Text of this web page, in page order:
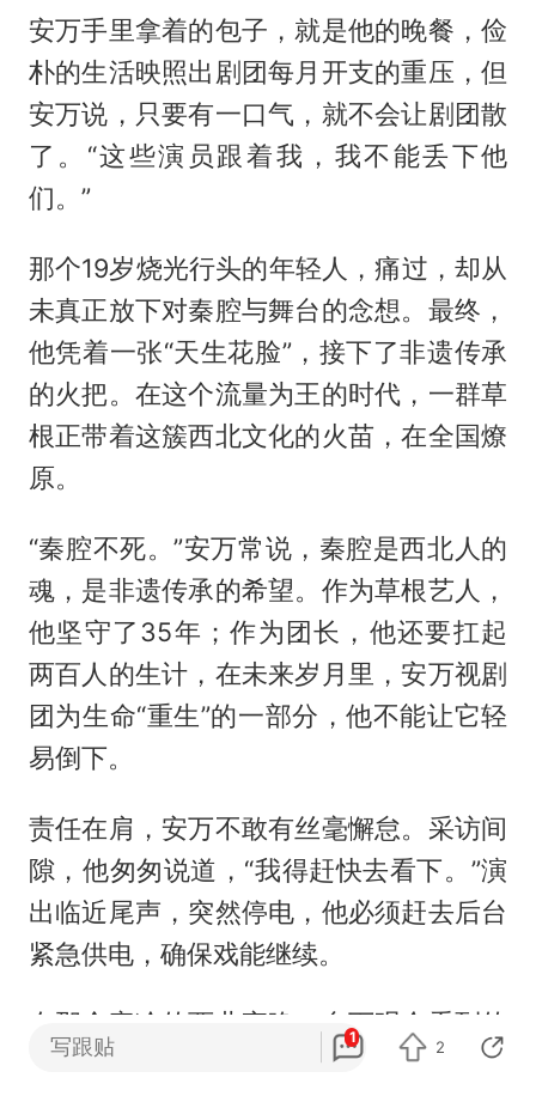
安万手里拿着的包子，就是他的晚餐，俭
朴的生活映照出剧团每月开支的重压，但
安万说，只要有一口气，就不会让剧团散
了。“这些演员跟着我，我不能丢下他
们。”
那个19岁烧光行头的年轻人，痛过，却从
未真正放下对秦腔与舞台的念想。最终，
他凭着一张“天生花脸”，接下了非遗传承
的火把。在这个流量为王的时代，一群草
根正带着这簇西北文化的火苗，在全国燎
原。
“秦腔不死。”安万常说，秦腔是西北人的
魂，是非遗传承的希望。作为草根艺人，
他坚守了35年；作为团长，他还要扛起
两百人的生计，在未来岁月里，安万视剧
团为生命“重生”的一部分，他不能让它轻
易倒下。
责任在肩，安万不敢有丝毫懈怠。采访间
隙，他匆匆说道，“我得赶快去看下。”演
出临近尾声，突然停电，他必须赶去后台
紧急供电，确保戏能继续。
在那个寒冷的西北夜晚，台下观众看到的
不仅是一台戏，更是一个人、一门艺术，
写跟贴 1
2